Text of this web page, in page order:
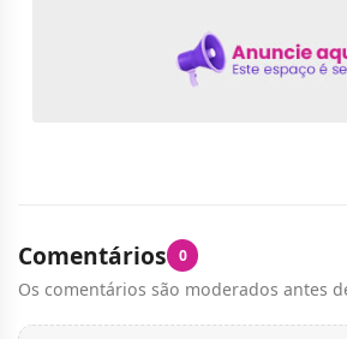
Comentários 0
Os comentários são moderados antes